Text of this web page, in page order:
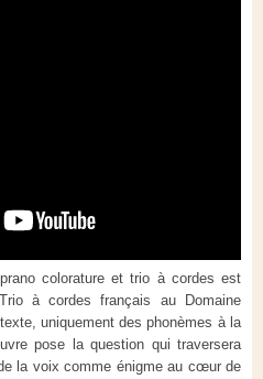
colorature et trio à cordes est
à cordes français au Domaine
uniquement des phonèmes à la
pose la question qui traversera
la voix comme énigme au cœur de